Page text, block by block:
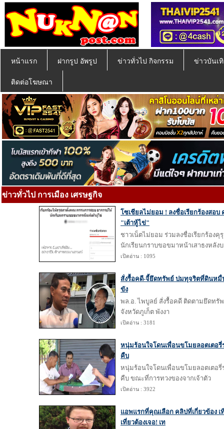
หน้าแรก ฝากรูป อัพรูป ข่าวทั่วไป กิจกรรม ข่าวบันเ
ติดต่อโฆษณา
ข่าวทั่วไป การเมือง เศรษฐกิจ
โซเชียลไม่ยอม ! ลงชื่อเรียกร้องสอ
"เต้าหู้ไข่"
ชาวเน็ตไม่ยอม ร่วมลงชื่อเรียกร้องคุ
นักเรียนกราบขอขมาหน้าเสาธงหลัง
เปิดอ่าน : 1095
สั่งรื้อคดี-จี้ยึดทรัพย์ ปมทุจริตที่ดินห
ขัง
พล.อ. ไพบูลย์ สั่งรื้อคดี ติดตามยึดท
จังหวัดภูเก็ต พังงา
เปิดอ่าน : 3181
หนุ่มร้อนใจโดนเพื่อนขโมยลอตเตอรี่
คืบ
หนุ่มร้อนใจโดนเพื่อนขโมยลอตเตอรี่
คืบ ขณะที่การทวงของจากเจ้าตัว
เปิดอ่าน : 3922
แอพแรกที่คุณเลือก คลิปที่เกี่ยวข้อง เ
เที่ยวต้องเจอ! เท